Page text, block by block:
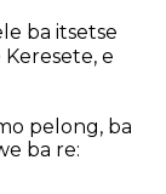
ba itsetse
e
pelong, ba
ba re: